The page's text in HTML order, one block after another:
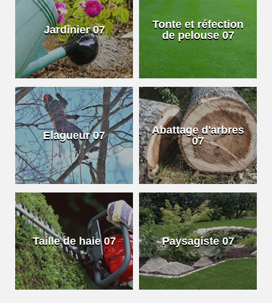
Jardinier 07
Tonte et réfection
de pelouse 07
Elagueur 07
Abattage d'arbres
07
Taille de haie 07 Paysagiste 07